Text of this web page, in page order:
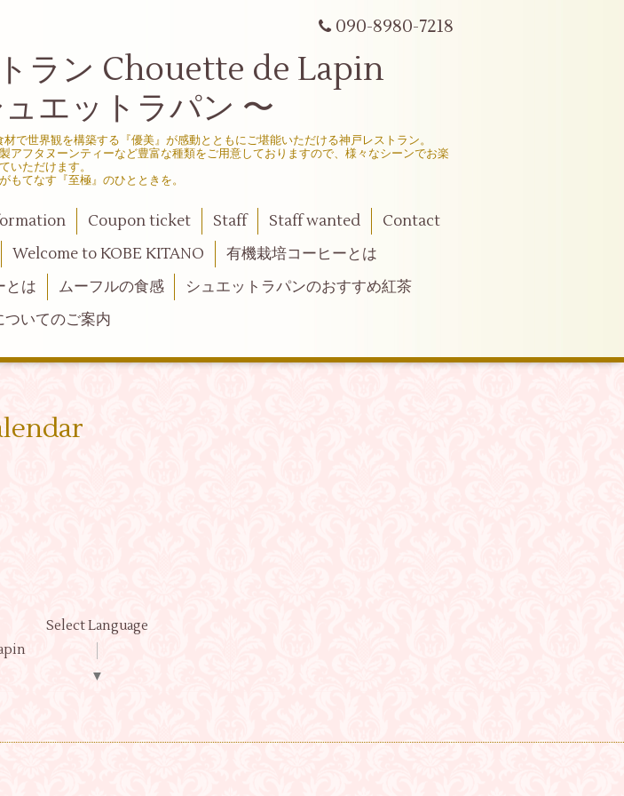
090-8980-7218
ラン Chouette de Lapin
トラパン 〜
で世界観を構築する『優美』が感動とともにご堪能いただける神戸レストラン。
フタヌーンティーなど豊富な種類をご用意しておりますので、様々なシーンでお楽
いただけます。
もてなす『至極』のひとときを。
Coupon ticket Staff Staff wanted
Contact
Welcome to KOBE KITANO
有機栽培コーヒーとは
とは
ムーフルの食感
シュエットラパンのおすすめ紅茶
ついてのご案内
Select Language
▼